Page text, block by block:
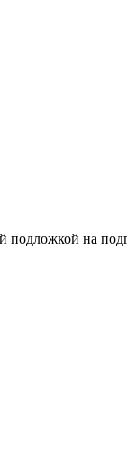
подложкой на